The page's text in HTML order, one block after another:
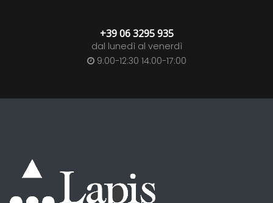
+39 06 3295 935
dal lunedì al venerdì
9:00-12:30 14:00-17:00